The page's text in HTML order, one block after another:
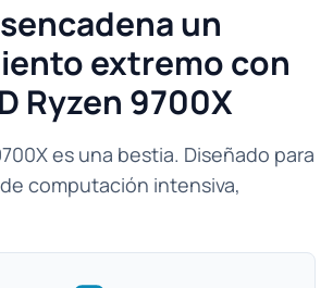
un
extremo con
Ryzen 9700X
es una bestia. Diseñado para
computación intensiva,